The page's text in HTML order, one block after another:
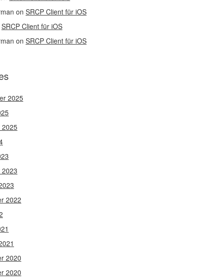
on SRCP Client für iOS
SRCP Client für iOS
on SRCP Client für iOS
2025
2025
2022
2020
2020